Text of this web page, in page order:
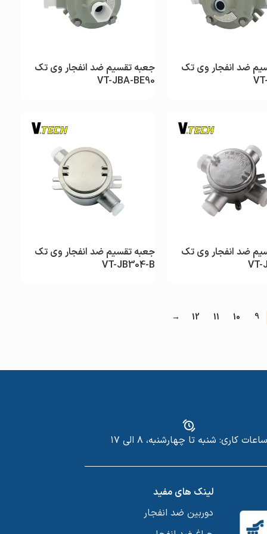
ضد انفجار وی تک
جعبه تقسیم ضد انفجار وی تک
VT-JBA-BE90
ضد انفجار وی تک
VT-
جعبه تقسیم ضد انفجار وی تک
VT-JB304-B
9
10
11
12
→
ساعات کاری: شنبه تا چهارشنبه، ۸ الی ۱۷
لینک های مفید
دوربین ضد انفجار